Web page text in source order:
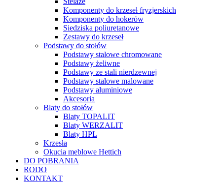
Komponenty do krzeseł fryzjerskich
Komponenty do hokerów
Siedziska poliuretanowe
Zestawy do krzeseł
Podstawy do stołów
Podstawy stalowe chromowane
Podstawy żeliwne
Podstawy ze stali nierdzewnej
Podstawy stalowe malowane
Podstawy aluminiowe
Akcesoria
Blaty do stołów
Blaty TOPALIT
Blaty WERZALIT
Blaty HPL
Krzesła
Okucia meblowe Hettich
DO POBRANIA
RODO
KONTAKT